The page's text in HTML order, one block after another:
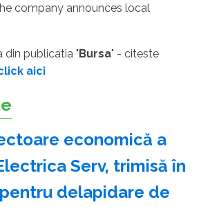
company announces local
din publicatia "Bursa" - citeste
aici
economică a
Serv, trimisă în
delapidare de